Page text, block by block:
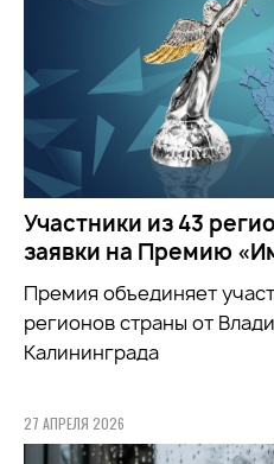
Участники из 43
заявки на Премию
Премия объединяет
регионов страны от
Калининграда
27 АПРЕЛЯ 2026